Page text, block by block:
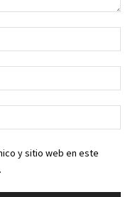
y sitio web en este